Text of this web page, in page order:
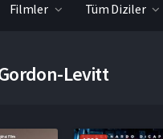
Filmler Tüm Diziler
Levitt